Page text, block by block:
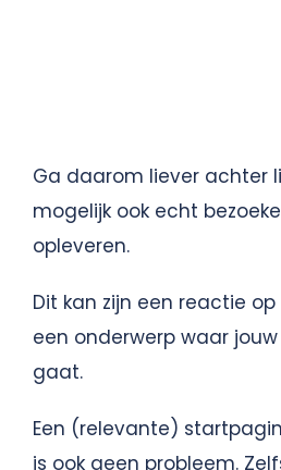
Ga daarom liever achter
mogelijk ook echt
opleveren.
Dit kan zijn een reactie
een onderwerp waar
gaat.
Een (relevante)
is ook geen probleem.